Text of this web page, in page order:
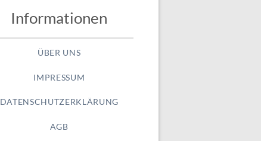
Informationen
ÜBER UNS
IMPRESSUM
DATENSCHUTZERKLÄRUNG
AGB